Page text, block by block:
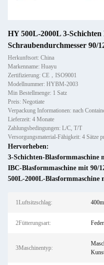
HY 500L-2000L 3-
Schraubendurchmesser 90/
Herkunftsort: China
Markenname: Huayu
Zertifizierung: CE，ISO9001
Modellnummer: HYBM-2003
Min Bestellmenge: 1 Satz
Preis: Negotiate
Verpackung Informationen: nach
Lieferzeit: 4 Monate
Zahlungsbedingungen: L/C, T/T
Versorgungsmaterial-Fähigkeit: 4 Sätze
Hervorheben:
3-Schichten-Blasformmaschine
IBC-Blasformmaschine mit 90/
500L-2000L-Blasformmaschine
1Luftsitzschlag:
2Fütterungsart:
3Maschinentyp: